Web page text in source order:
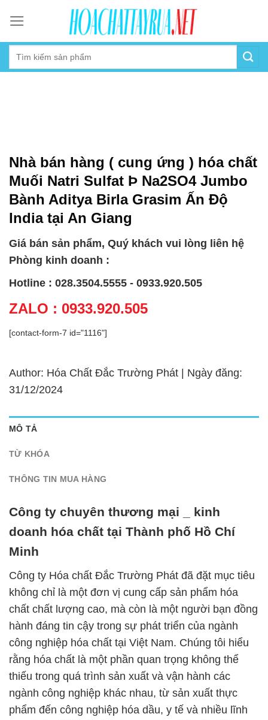
content
Nhà bán hàng ( cung ứng ) hóa chất
Muối Natri Sulfat Þ Na2SO4 Jumbo
Bành Aditya Birla Grasim Ấn Độ
India tại An Giang
Giá bán sản phẩm, Quý khách vui lòng liên hệ
Phòng kinh doanh :
Hotline : 028.3504.5555 - 0933.920.505
ZALO : 0933.920.505
[contact-form-7 id="1116"]
Author: Hóa Chất Đắc Trường Phát | Ngày đăng:
31/12/2024
MÔ TẢ
TỪ KHÓA
THÔNG TIN MUA HÀNG
Công ty chuyên thương mại _ kinh
doanh hóa chất tại Thành phố Hồ Chí
Minh
Công ty Hóa chất Đắc Trường Phát đã đặt mục tiêu
không chỉ là một đơn vị cung cấp sản phẩm hóa
chất chất lượng cao, mà còn là một người bạn đồng
hành đáng tin cậy trong sự phát triển của ngành
công nghiệp hóa chất tại Việt Nam. Chúng tôi hiểu
rằng hóa chất là một phần quan trọng không thể
thiếu trong quá trình sản xuất và vận hành các
ngành công nghiệp khác nhau, từ sản xuất thực
phẩm đến công nghiệp hóa dầu, y tế và nhiều lĩnh